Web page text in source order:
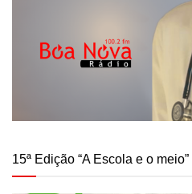
15ª Edição “A Escola e o meio”